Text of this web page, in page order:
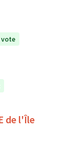
vote
de l'Île